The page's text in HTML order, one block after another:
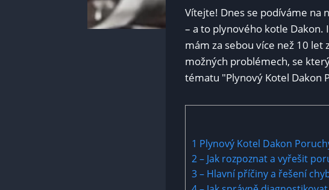
Vítejte! Dnes se podíváme na
– a to plynového kotle
mám za sebou více než 10
možných problémech, se
tématu "Plynový Kotel Dakon
1 Plynový Kotel Dakon
2– Jak rozpoznat a vyřešit
3– Hlavní příčiny a řešení